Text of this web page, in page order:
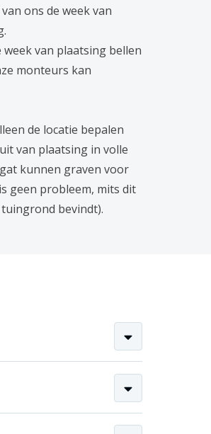
ons de week van
van plaatsing bellen
monteurs kan
de locatie bepalen
van plaatsing in volle
kunnen graven voor
geen probleem, mits dit
bevindt).